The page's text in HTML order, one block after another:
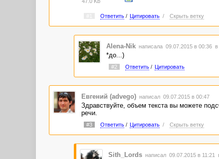
Ответить/ Цитировать / Скрыть ветку
Alena-Nik написала 09.07.2015 в 00:36 в
*до...)
#2 Ответить/ Цитировать
Евгений (advego) написал 09.07.2015 в 00:47
Здравствуйте, объем текста вы можете
речи.
#3 Ответить/ Цитировать / Скрыть ветку
Sith_Lords написал 09.07.2015 в 11:21